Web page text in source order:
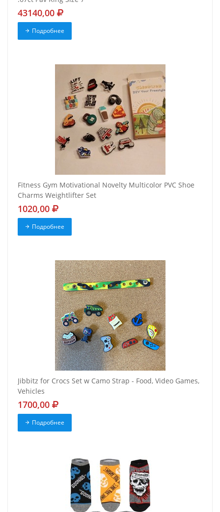
43140,00
Подробнее
Fitness Gym Motivational Novelty Multicolor PVC Shoe
Charms Weightlifter Set
1020,00
Подробнее
Jibbitz for Crocs Set w Camo Strap - Food, Video Games,
Vehicles
1700,00
Подробнее